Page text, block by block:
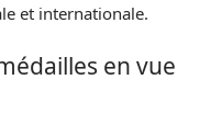
et internationale.
en vue